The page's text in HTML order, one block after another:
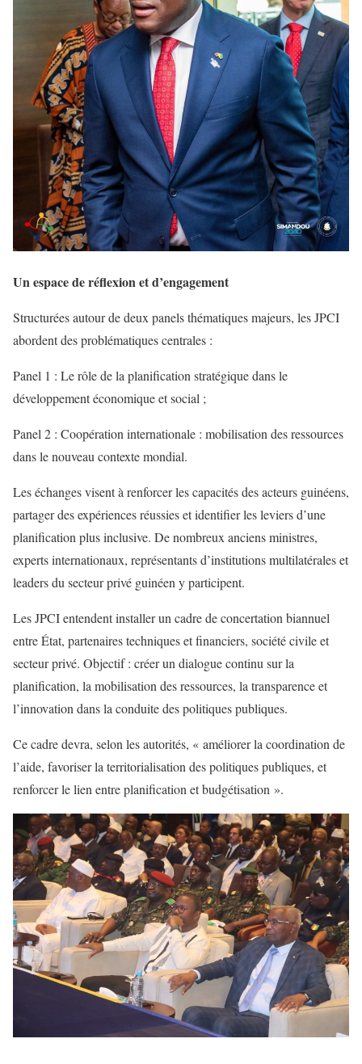
Un espace de réflexion et d’engagement
Structurées autour de deux panels thématiques majeurs, les JPCI
abordent des problématiques centrales :
Panel 1 : Le rôle de la planification stratégique dans le
développement économique et social ;
Panel 2 : Coopération internationale : mobilisation des ressources
dans le nouveau contexte mondial.
Les échanges visent à renforcer les capacités des acteurs guinéens,
partager des expériences réussies et identifier les leviers d’une
planification plus inclusive. De nombreux anciens ministres,
experts internationaux, représentants d’institutions multilatérales et
leaders du secteur privé guinéen y participent.
Les JPCI entendent installer un cadre de concertation biannuel
entre État, partenaires techniques et financiers, société civile et
secteur privé. Objectif : créer un dialogue continu sur la
planification, la mobilisation des ressources, la transparence et
l’innovation dans la conduite des politiques publiques.
Ce cadre devra, selon les autorités, « améliorer la coordination de
l’aide, favoriser la territorialisation des politiques publiques, et
renforcer le lien entre planification et budgétisation ».